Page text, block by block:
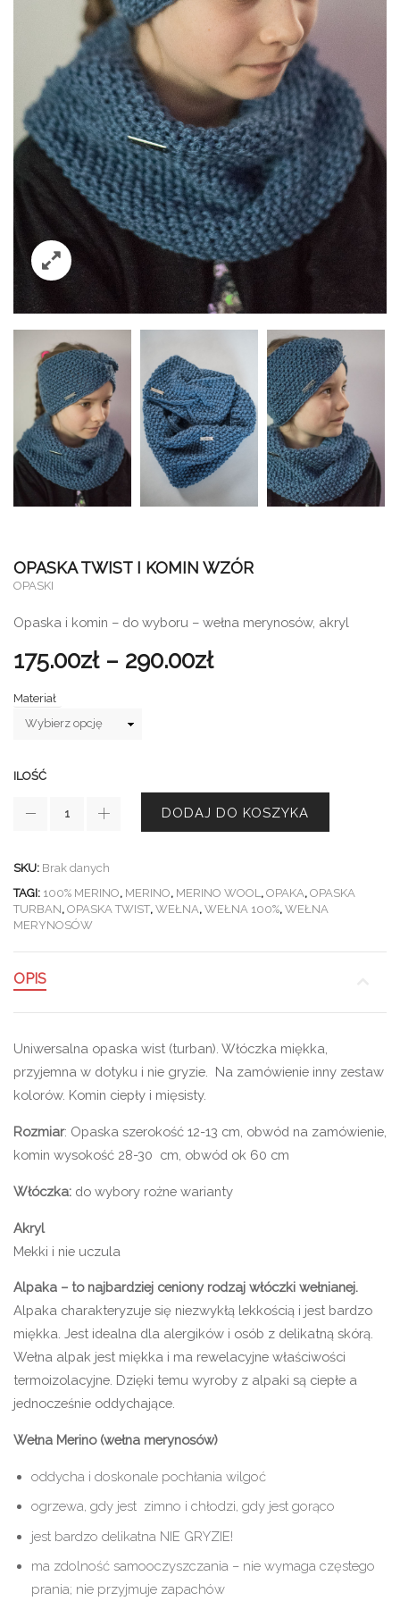
OPASKA TWIST I KOMIN WZÓR
OPASKI
Opaska i komin – do wyboru – wełna merynosów, akryl
175.00zł– 290.00zł
Materiał
ILOŚĆ
DODAJ DO KOSZYKA
SKU: Brak danych
TAGI: 100% MERINO, MERINO, MERINO WOOL , OPAKA, OPASKA
TURBAN, OPASKA TWIST, WEŁNA, WEŁNA 100%, WEŁNA
MERYNOSÓW
OPIS
Uniwersalna opaska wist (turban). Włóczka miękka,
przyjemna w dotyku i nie gryzie. Na zamówienie inny zestaw
kolorów. Komin ciepły i mięsisty.
Rozmiar: Opaska szerokość 12-13 cm, obwód na zamówienie,
komin wysokość 28-30 cm, obwód ok 60 cm
Włóczka: do wybory rożne warianty
Akryl
Mekki i nie uczula
Alpaka – to najbardziej ceniony rodzaj włóczki wełnianej.
Alpaka charakteryzuje się niezwykłą lekkością i jest bardzo
miękka. Jest idealna dla alergików i osób z delikatną skórą.
Wełna alpak jest miękka i ma rewelacyjne właściwości
termoizolacyjne. Dzięki temu wyroby z alpaki są ciepłe a
jednocześnie oddychające.
Wełna Merino (wełna merynosów)
oddycha i doskonale pochłania wilgoć
ogrzewa, gdy jest zimno i chłodzi, gdy jest gorąco
jest bardzo delikatna NIE GRYZIE!
ma zdolność samooczyszczania – nie wymaga częstego
prania; nie przyjmuje zapachów